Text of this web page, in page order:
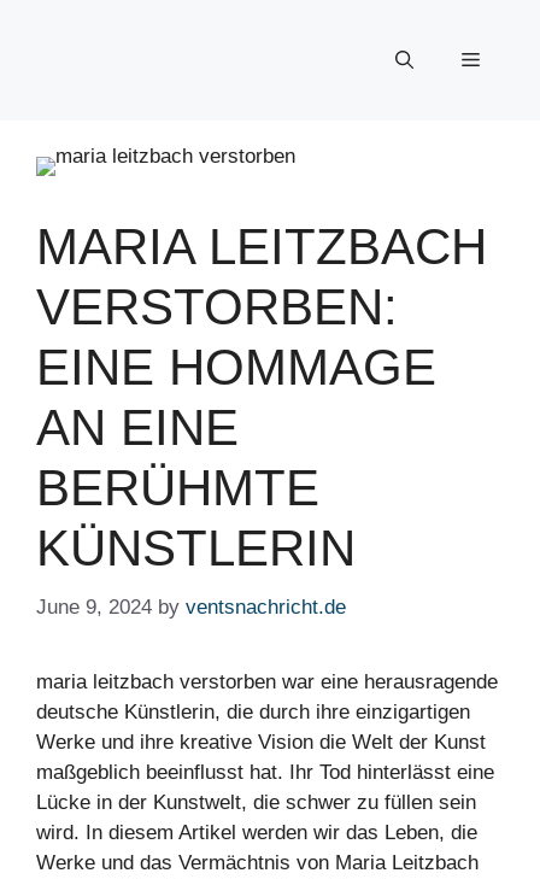
Menu
MARIA LEITZBACH
VERSTORBEN:
EINE HOMMAGE
AN EINE
BERÜHMTE
KÜNSTLERIN
June 9, 2024 by ventsnachricht.de
maria leitzbach verstorben war eine herausragende
deutsche Künstlerin, die durch ihre einzigartigen
Werke und ihre kreative Vision die Welt der Kunst
maßgeblich beeinflusst hat. Ihr Tod hinterlässt eine
Lücke in der Kunstwelt, die schwer zu füllen sein
wird. In diesem Artikel werden wir das Leben, die
Werke und das Vermächtnis von Maria Leitzbach